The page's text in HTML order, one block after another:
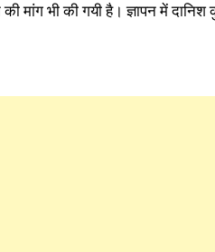
मांग भी की गयी है। ज्ञापन में